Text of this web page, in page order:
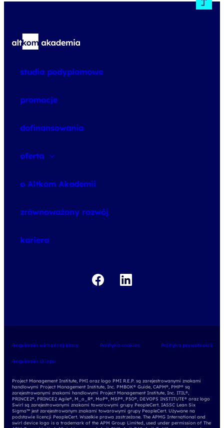
studia podyplomowe
promocje
dofinansowania
oferta
o Altkom Akademii
zrównoważony rozwój
kariera
Regulamin wirtualnej klasy Polityka cookies Polityka prywatności
Regulamin sklepu
Project Management Institute, PMI oraz logo PMI R.E.P. są zarejestrowanymi znakami
handlowymi Project Management Institute, Inc. PMBOK® Guide, CAPM®, PMP® są
zarejestrowanymi znakami handlowymi Project Management Institute, Inc. ITIL®,
PRINCE2®, PRINCE2 Agile®, M_o_R®, MoP®, MSP®, P3O®, DEVOPS INSTITUTE® oraz logo
Swirl są zarejestrowanymi znakami towarowymi grupy PeopleCert. IASSC Lean Six
Sigma™ jest zarejestrowanym znakami towarowymi grupy PeopleCert. Używane na
podstawie licencji PeopleCert. Wszelkie prawa zastrzeżone. The APMG International and
swirl device logo is a trademark of the APM Group Limited, used under permission of The